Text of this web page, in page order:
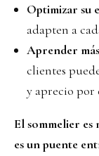
Optimizar su
adapten a
Aprender más
clientes
y aprecio por
El sommelier es
es un puente